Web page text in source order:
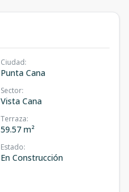
Ciudad:
Punta Cana
Sector:
Vista Cana
Terraza:
59.57 m²
Estado:
En Construcción